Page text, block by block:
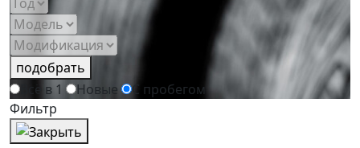
подобрать
Всё в 1
Новые
С пробегом
Фильтр